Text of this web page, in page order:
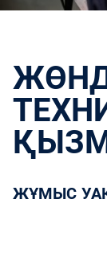
ЖӨНДЕУ ЖӘНЕ
ЖҰМЫС